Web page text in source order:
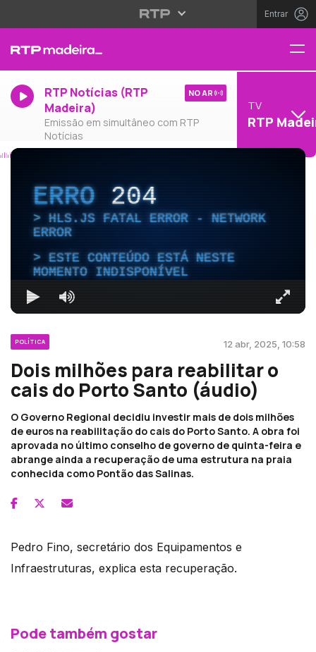
Entrar
RTP Notícias (RTP
Madeira)
Emissão em simultâneo com RTP
Notícias
NO AR
TV
RTP
ERRO204
HLS.JS FATAL ERROR - NETWORK
ERROR
ESTE CONTEÚDO ESTÁ NESTE
MOMENTO INDISPONÍVEL
POLÍTICA 12 abr, 2025, 10:58
Dois milhões para reabilitar o
cais do Porto Santo (áudio)
O Governo Regional decidiu investir mais de dois milhões
de euros na reabilitação do cais do Porto Santo. A obra foi
aprovada no último conselho de governo de quinta-feira e
abrange ainda a recuperação de uma estrutura na praia
conhecida como Pontão das Salinas.
Pedro Fino, secretário dos Equipamentos e
Infraestruturas, explica esta recuperação.
Pode também gostar